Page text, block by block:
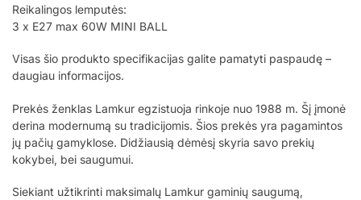
Reikalingos lemputės:
3 x E27 max 60W MINI BALL
Visas šio produkto specifikacijas galite pamatyti paspaudę –
daugiau informacijos.
Prekės ženklas Lamkur egzistuoja rinkoje nuo 1988 m. Šį įmonė
derina modernumą su tradicijomis. Šios prekės yra pagamintos
jų pačių gamyklose. Didžiausią dėmėsį skyria savo prekių
kokybei, bei saugumui.
Siekiant užtikrinti maksimalų Lamkur gaminių saugumą,